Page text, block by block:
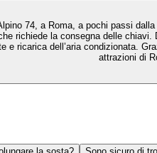
74, a Roma, a pochi passi
richiede la consegna delle
e ricarica dell’aria condizionata.
attrazioni di